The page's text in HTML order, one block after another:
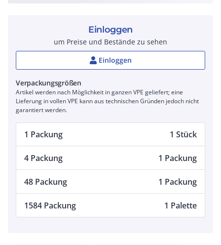
Einloggen
um Preise und Bestände zu sehen
Einloggen
Verpackungsgrößen
Artikel werden nach Möglichkeit in ganzen VPE geliefert; eine
Lieferung in vollen VPE kann aus technischen Gründen jedoch nicht
garantiert werden.
1 Packung 1 Stück
4 Packung 1 Packung
48 Packung 1 Packung
1584 Packung 1 Palette